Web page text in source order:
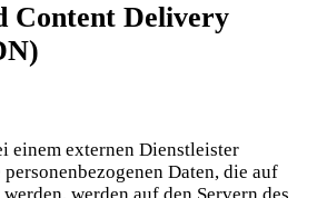
Content Delivery
einem externen Dienstleister
Daten, die auf